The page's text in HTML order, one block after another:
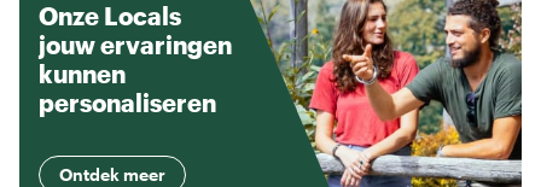
Onze Locals
jouw ervaringen
kunnen
personaliseren
Ontdek meer